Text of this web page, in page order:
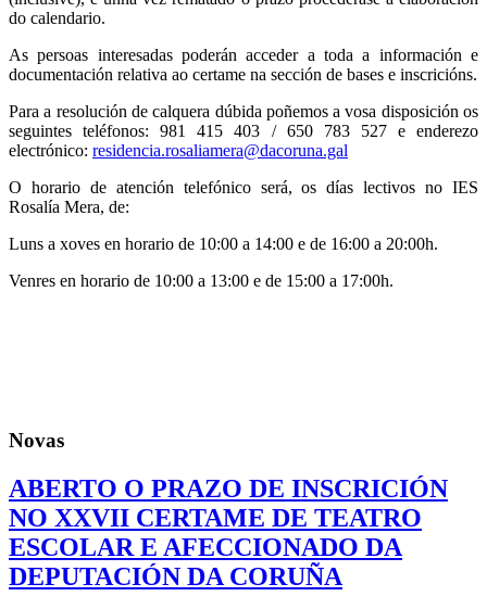
do calendario.
As persoas interesadas poderán acceder a toda a información e
documentación relativa ao certame na sección de bases e inscricións.
Para a resolución de calquera dúbida poñemos a vosa disposición os
seguintes teléfonos: 981 415 403 / 650 783 527 e enderezo
electrónico: residencia.rosaliamera@dacoruna.gal
O horario de atención telefónico será, os días lectivos no IES
Rosalía Mera, de:
Luns a xoves en horario de 10:00 a 14:00 e de 16:00 a 20:00h.
Venres en horario de 10:00 a 13:00 e de 15:00 a 17:00h.
Novas
ABERTO O PRAZO DE INSCRICIÓN
NO XXVII CERTAME DE TEATRO
ESCOLAR E AFECCIONADO DA
DEPUTACIÓN DA CORUÑA